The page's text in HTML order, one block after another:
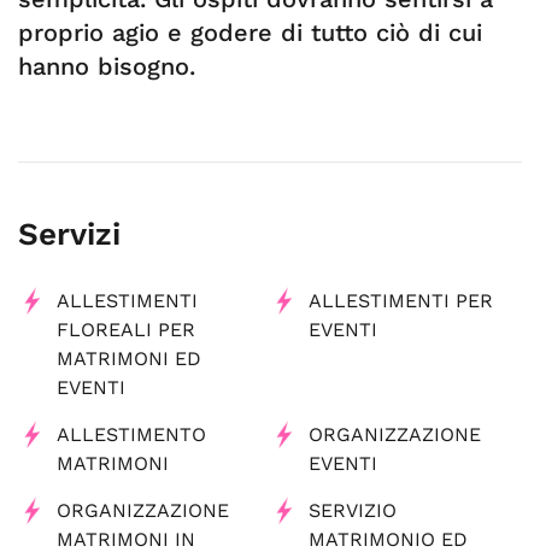
proprio agio e godere di tutto ciò di cui
hanno bisogno.
Servizi
ALLESTIMENTI
FLOREALI PER
MATRIMONI ED
EVENTI
ALLESTIMENTI PER
EVENTI
ALLESTIMENTO
MATRIMONI
ORGANIZZAZIONE
EVENTI
ORGANIZZAZIONE
MATRIMONI IN
SERVIZIO
MATRIMONIO ED